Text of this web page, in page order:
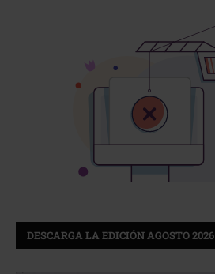
DESCARGA LA EDICIÓN AGOSTO 2026